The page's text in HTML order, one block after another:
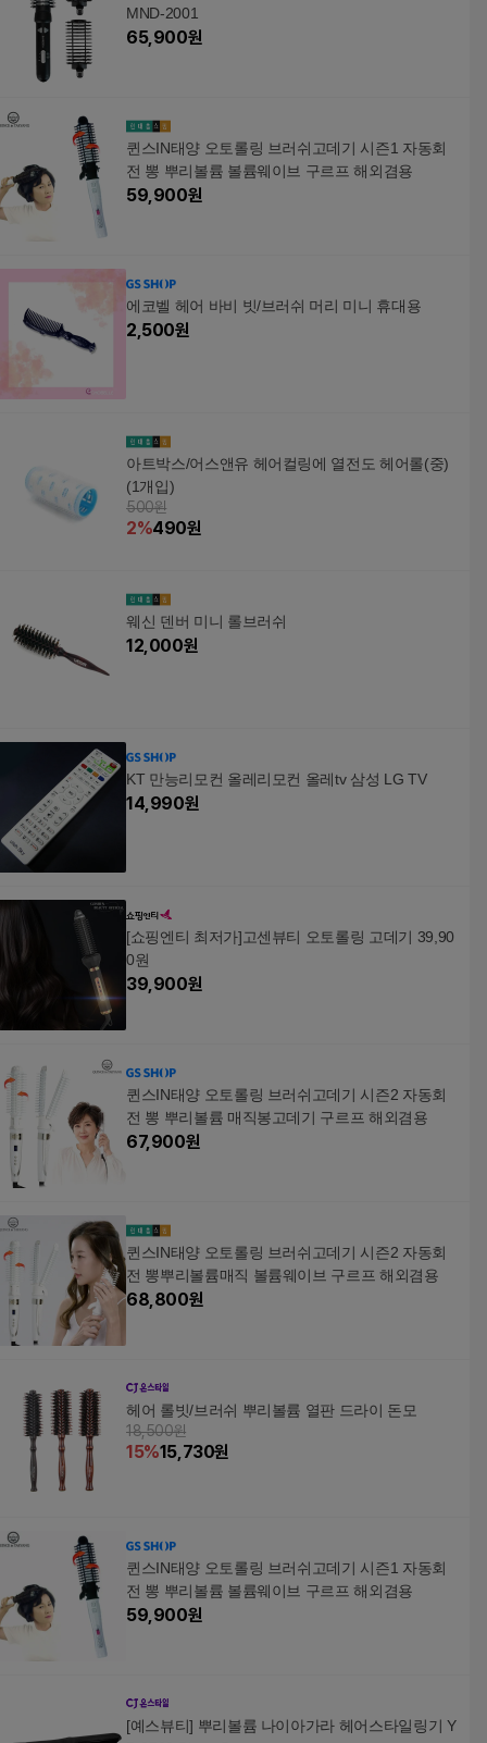
MND-2001
65,900원
퀸스IN태양 오토롤링 브러쉬고데기 시즌1 자동회
전 뽕 뿌리볼륨 볼륨웨이브 구르프 해외겸용
59,900원
에코벨 헤어 바비 빗/브러쉬 머리 미니 휴대용
2,500원
아트박스/어스앤유 헤어컬링에 열전도 헤어롤(중)
(1개입)
500원
2%490원
웨신 덴버 미니 롤브러쉬
12,000원
KT 만능리모컨 올레리모컨 올레tv 삼성 LG TV
14,990원
[쇼핑엔티 최저가]고센뷰티 오토롤링 고데기 39,90
0원
39,900원
퀸스IN태양 오토롤링 브러쉬고데기 시즌2 자동회
전 뽕 뿌리볼륨 매직봉고데기 구르프 해외겸용
67,900원
퀸스IN태양 오토롤링 브러쉬고데기 시즌2 자동회
전 뽕뿌리볼륨매직 볼륨웨이브 구르프 해외겸용
68,800원
헤어 롤빗/브러쉬 뿌리볼륨 열판 드라이 돈모
18,500원
15%15,730원
퀸스IN태양 오토롤링 브러쉬고데기 시즌1 자동회
전 뽕 뿌리볼륨 볼륨웨이브 구르프 해외겸용
59,900원
[예스뷰티] 뿌리볼륨 나이아가라 헤어스타일링기 Y